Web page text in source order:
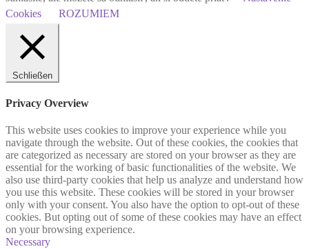
Cookies
ROZUMIEM
Schließen
Privacy Overview
This website uses cookies to improve your experience while you
navigate through the website. Out of these cookies, the cookies that
are categorized as necessary are stored on your browser as they are
essential for the working of basic functionalities of the website. We
also use third-party cookies that help us analyze and understand how
you use this website. These cookies will be stored in your browser
only with your consent. You also have the option to opt-out of these
cookies. But opting out of some of these cookies may have an effect
on your browsing experience.
Necessary